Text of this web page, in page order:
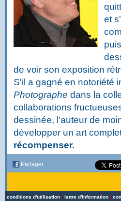
et
de voir son exposition
S'il a gagné en notoriété
Photographe dans la
collaborations
dessinée, l'auteur de
développer un art
récompenser.
Partager
conditions d'utilisation | lettre d'information |